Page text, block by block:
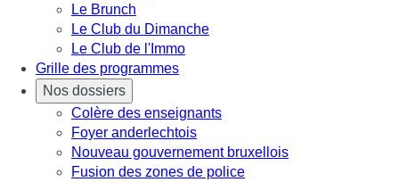
Le Brunch
Le Club du Dimanche
Le Club de l'Immo
Grille des programmes
Nos dossiers
Colère des enseignants
Foyer anderlechtois
Nouveau gouvernement bruxellois
Fusion des zones de police